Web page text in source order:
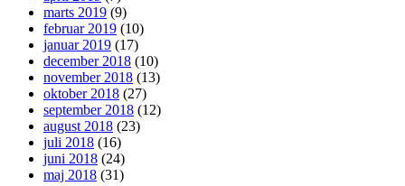
marts 2019 (9)
februar 2019 (10)
januar 2019 (17)
december 2018 (10)
november 2018 (13)
oktober 2018 (27)
september 2018 (12)
august 2018 (23)
juli 2018 (16)
juni 2018 (24)
maj 2018 (31)